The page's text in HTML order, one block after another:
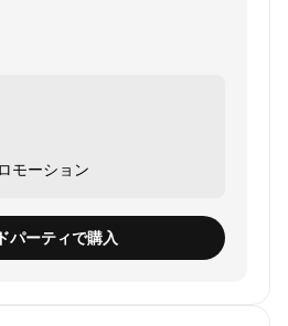
モーション
パーティで購入